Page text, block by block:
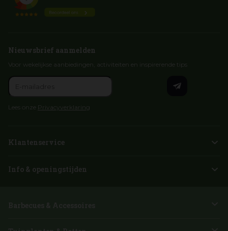
Nieuwsbrief aanmelden
Voor wekelijkse aanbiedingen, activiteiten en inspirerende tips
Lees onze Privacyverklaring
Klantenservice
Info & openingstijden